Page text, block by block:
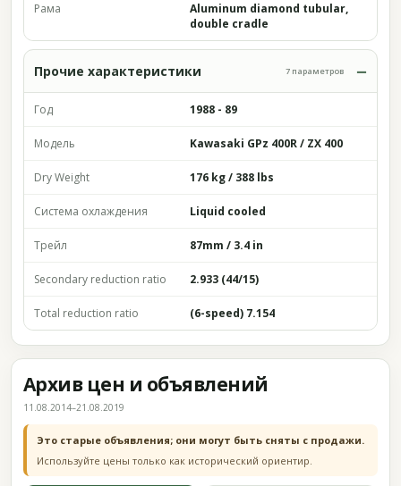
Рама
Aluminum diamond tubular,
double cradle
Прочие характеристики 7 параметров
Год 1988 - 89
Модель Kawasaki GPz 400R / ZX 400
Dry Weight 176 kg / 388 lbs
Система охлаждения Liquid cooled
Трейл 87mm / 3.4 in
Secondary reduction ratio 2.933 (44/15)
Total reduction ratio (6-speed) 7.154
Архив цен и объявлений
11.08.2014–21.08.2019
Это старые объявления; они могут быть сняты с продажи.
Используйте цены только как исторический ориентир.